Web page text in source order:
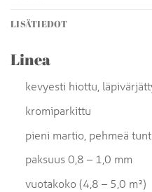
LISÄTIEDOT
Linea
kevyesti hiottu,
kromiparkittu
pieni martio, pehmeä
paksuus 0,8 – 1,0 mm
vuotakoko (4,8 – 5,0 m²)